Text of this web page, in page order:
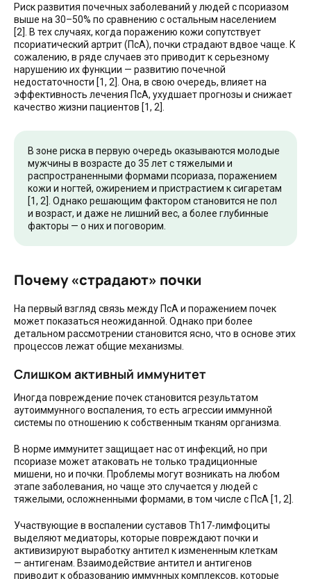
Риск развития почечных заболеваний у людей с псориазом
выше на 30–50% по сравнению с остальным населением
[2]. В тех случаях, когда поражению кожи сопутствует
псориатический артрит (ПсА), почки страдают вдвое чаще. К
сожалению, в ряде случаев это приводит к серьезному
нарушению их функции — развитию почечной
недостаточности [1, 2]. Она, в свою очередь, влияет на
эффективность лечения ПсА, ухудшает прогнозы и снижает
качество жизни пациентов [1, 2].
В зоне риска в первую очередь оказываются молодые
мужчины в возрасте до 35 лет с тяжелыми и
распространенными формами псориаза, поражением
кожи и ногтей, ожирением и пристрастием к сигаретам
[1, 2]. Однако решающим фактором становится не пол
и возраст, и даже не лишний вес, а более глубинные
факторы — о них и поговорим.
Почему «страдают» почки
На первый взгляд связь между ПсА и поражением почек
может показаться неожиданной. Однако при более
детальном рассмотрении становится ясно, что в основе этих
процессов лежат общие механизмы.
Слишком активный иммунитет
Иногда повреждение почек становится результатом
аутоиммунного воспаления, то есть агрессии иммунной
системы по отношению к собственным тканям организма.
В норме иммунитет защищает нас от инфекций, но при
псориазе может атаковать не только традиционные
мишени, но и почки. Проблемы могут возникать на любом
этапе заболевания, но чаще это случается у людей с
тяжелыми, осложненными формами, в том числе с ПсА [1, 2].
Участвующие в воспалении суставов Th17-лимфоциты
выделяют медиаторы, которые повреждают почки и
активизируют выработку антител к измененным клеткам
— антигенам. Взаимодействие антител и антигенов
приводит к образованию иммунных комплексов, которые